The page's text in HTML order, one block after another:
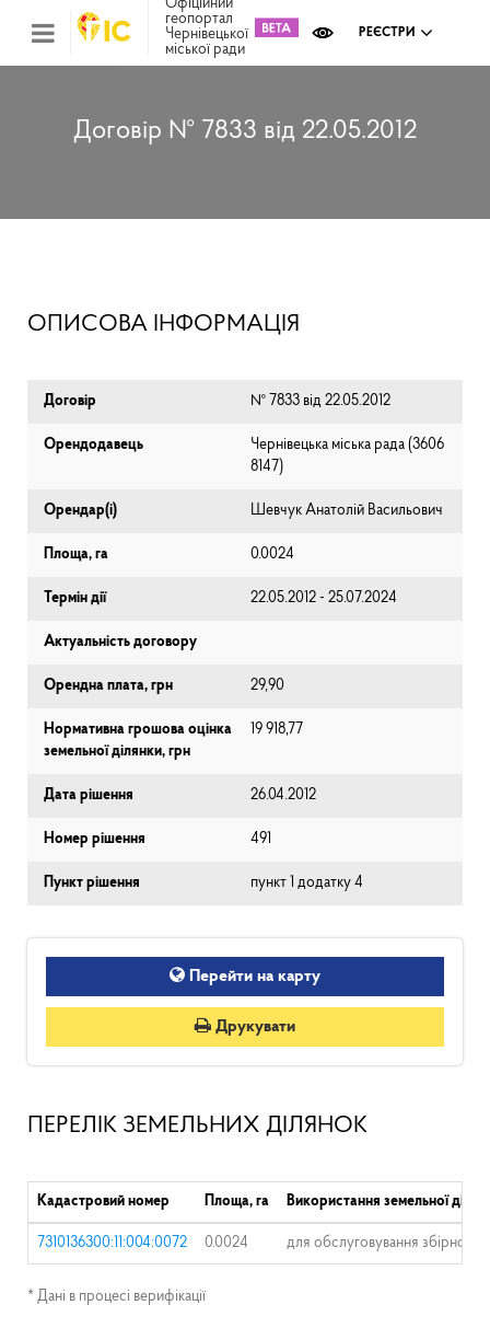
Офіційний
геопортал
Чернівецької
міської ради
РЕЄСТРИ
Договір № 7833 від 22.05.2012
ОПИСОВА ІНФОРМАЦІЯ
Договір № 7833 від 22.05.2012
Орендодавець
Чернівецька міська рада (⁨3606
8147⁩)
Орендар(і) Шевчук Анатолій Васильович
Площа, га 0.0024
Термін дії 22.05.2012 - 25.07.2024
Актуальність договору
Орендна плата, грн 29,90
Нормативна грошова оцінка
земельної ділянки, грн
19 918,77
Дата рішення 26.04.2012
Номер рішення 491
Пункт рішення пункт 1 додатку 4
Перейти на карту
Друкувати
ПЕРЕЛІК ЗЕМЕЛЬНИХ ДІЛЯНОК
Кадастровий номер Площа, га Використання земельної
7310136300:11:004:0072 0.0024 для обслуговування збірно-
* Дані в процесі верифікації